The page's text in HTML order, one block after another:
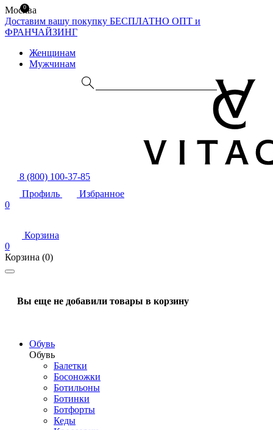
Москва
Доставим вашу покупку БЕСПЛАТНО ОПТ и
ФРАНЧАЙЗИНГ
Женщинам
Мужчинам
8 (800) 100-37-85
Профиль
Избранное
0
Корзина
0
Корзина (0)
Вы еще не добавили товары в корзину
Обувь
Обувь
Балетки
Босоножки
Ботильоны
Ботинки
Ботфорты
Кеды
0